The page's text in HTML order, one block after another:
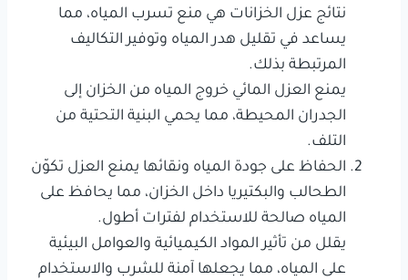
نتائج عزل الخزانات هي منع تسرب المياه، مما
يساعد في تقليل هدر المياه وتوفير التكاليف
المرتبطة بذلك.
يمنع العزل المائي خروج المياه من الخزان إلى
الجدران المحيطة، مما يحمي البنية التحتية من
التلف.
الحفاظ على جودة المياه ونقائها يمنع العزل تكوّن
الطحالب والبكتيريا داخل الخزان، مما يحافظ على
المياه صالحة للاستخدام لفترات أطول.
يقلل من تأثير المواد الكيميائية والعوامل البيئية
على المياه، مما يجعلها آمنة للشرب والاستخدام